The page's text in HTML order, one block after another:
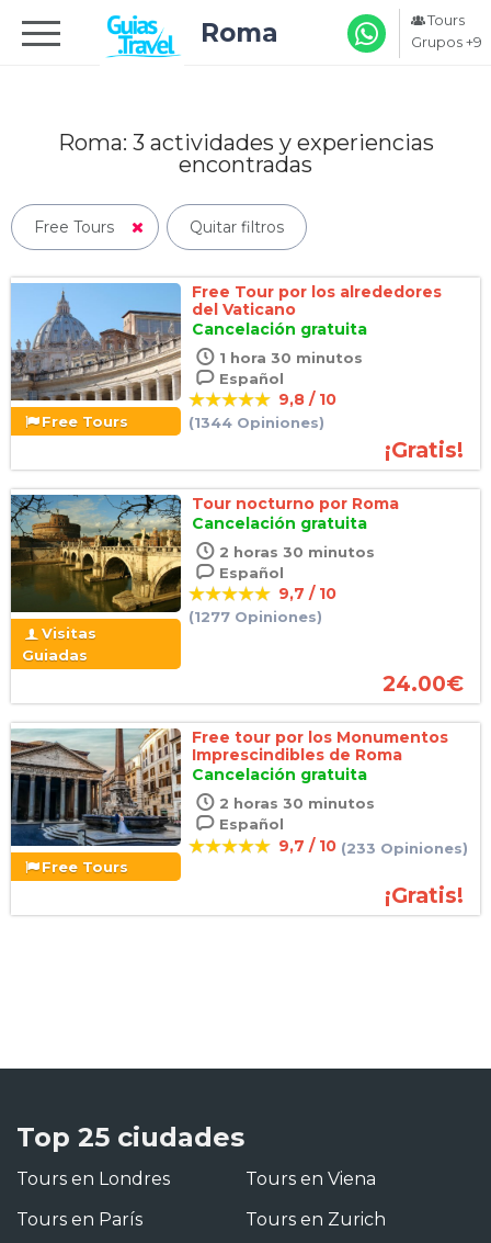
Roma
Tours
Grupos +9
Roma: 3 actividades y experiencias
encontradas
Free Tours Quitar filtros
Free Tours
Free Tour por los alrededores
del Vaticano
Cancelación gratuita
1 hora 30 minutos
Español
9,8 / 10
(1344 Opiniones)
¡Gratis!
Visitas
Guiadas
Tour nocturno por Roma
Cancelación gratuita
2 horas 30 minutos
Español
9,7 / 10
(1277 Opiniones)
24.00€
Free Tours
Free tour por los Monumentos
Imprescindibles de Roma
Cancelación gratuita
2 horas 30 minutos
Español
9,7 / 10 (233 Opiniones)
¡Gratis!
Top 25 ciudades
Tours en Londres
Tours en París
Tours en Viena
Tours en Zurich